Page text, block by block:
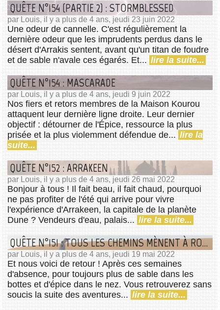
QUÊTE N°154 (PARTIE 2) : STORMBLESSED
par Louis, il y a plus de 4 ans, jeudi 23 juin 2022
Une odeur de cannelle. C'est régulièrement la
dernière odeur que les imprudents perdus dans le
désert d'Arrakis sentent, avant qu'un titan de foudre
et de sable n'avale ces égarés. Et... lire la suite...
QUÊTE N°154 : MASCARADE
par Louis, il y a plus de 4 ans, jeudi 9 juin 2022
Nos fiers et retors membres de la Maison Kourou
attaquent leur dernière ligne droite. Leur dernier
objectif : détourner de l'Épice, ressource la plus
prisée et la plus violemment défendue de... lire la
suite...
QUÊTE N°152 : ARRAKEEN
par Louis, il y a plus de 4 ans, jeudi 26 mai 2022
Bonjour à tous ! Il fait beau, il fait chaud, pourquoi
ne pas profiter de l'été qui arrive pour vivre
l'expérience d'Arrakeen, la capitale de la planète
Dune ? Vendeurs d'eau, palais... lire la suite...
QUÊTE N°151 : TOUS LES CHEMINS MÈNENT À ROME
par Louis, il y a plus de 4 ans, jeudi 19 mai 2022
Et nous voici de retour ! Après ces semaines
d'absence, pour toujours plus de sable dans les
bottes et d'épice dans le nez. Vous retrouverez sans
soucis la suite des aventures... lire la suite...